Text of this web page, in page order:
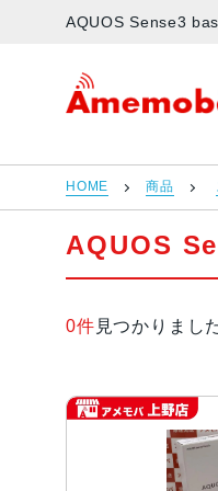
AQUOS Sense3
アメモバマーケッ
HOME 商品
AQUOS
0件 見つかりまし